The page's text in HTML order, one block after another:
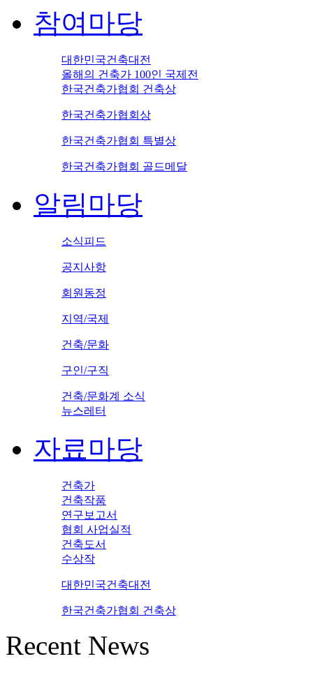
참여마당
대한민국건축대전
올해의 건축가 100인 국제전
한국건축가협회 건축상
한국건축가협회상
한국건축가협회 특별상
한국건축가협회 골드메달
알림마당
소식피드
공지사항
회원동정
지역/국제
건축/문화
구인/구직
건축/문화계 소식
뉴스레터
자료마당
건축가
건축작품
연구보고서
협회 사업실적
건축도서
수상작
대한민국건축대전
한국건축가협회 건축상
Recent News